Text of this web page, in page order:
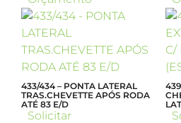
433/434 – PONTA LATERAL
TRAS.CHEVETTE APÓS RODA
ATÉ 83 E/D
Solicitar